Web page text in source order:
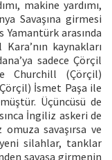
makine yardımı,
Savaşına girmesi
arasında
kaynakları
sadece Çörçil
Churchill (Çörçil)
İsmet Paşa ile
Üçüncüsü de
İngiliz askeri de
savaşırsa ve
yeni silahlar, tanklar
savaşa girmenin